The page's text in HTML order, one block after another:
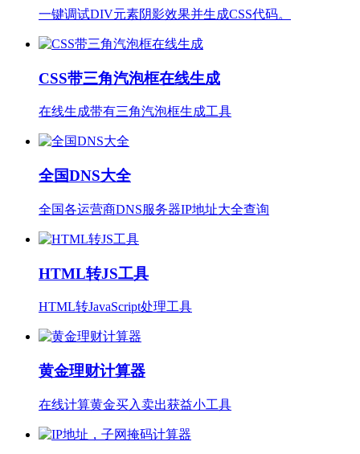
一键调试DIV元素阴影效果并生成CSS代码。
CSS带三角汽泡框在线生成
在线生成带有三角汽泡框生成工具
全国DNS大全
全国各运营商DNS服务器IP地址大全查询
HTML转JS工具
HTML转JavaScript处理工具
黄金理财计算器
在线计算黄金买入卖出获益小工具